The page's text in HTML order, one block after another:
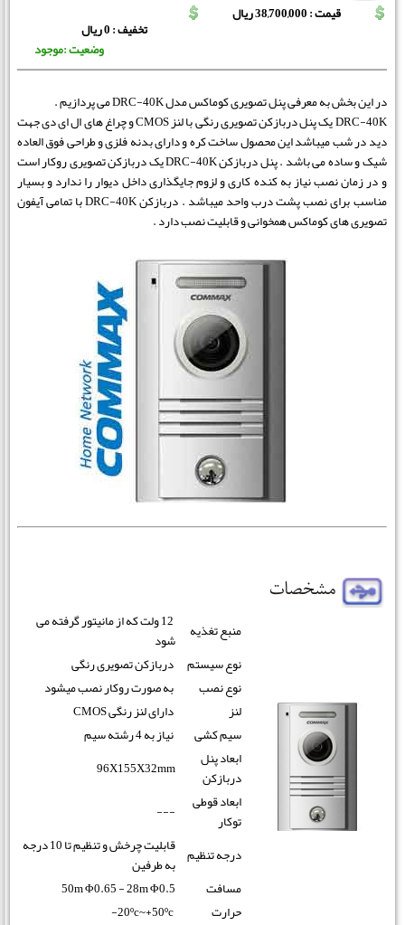
قیمت : 38,700,000 ریال
تخفیف : 0 ریال
وضعیت :موجود
در این بخش به معرفی پنل تصویری کوماکس مدل DRC-40K می پردازیم .
DRC-40K یک پنل دربازکن تصویری رنگی با لنز CMOS و چراغ های ال ای دی جهت
دید در شب میباشد این محصول ساخت کره و دارای بدنه فلزی و طراحی فوق العاده
شیک و ساده می باشد . پنل دربازکن DRC-40K یک دربازکن تصویری روکار است
و در زمان نصب نیاز به کنده کاری و لزوم جایگذاری داخل دیوار را ندارد و بسیار
مناسب برای نصب پشت درب واحد میباشد . دربازکن DRC-40K با تمامی آیفون
تصویری های کوماکس همخوانی و قابلیت نصب دارد .
منبع تغذیه
12 ولت که از مانیتور گرفته می
شود
نوع سیستم دربازکن تصویری رنگی
نوع نصب
به صورت روکار نصب میشود
لنز
دارای لنز رنگی CMOS
سیم کشی
نیاز به 4 رشته سیم
ابعاد پنل
دربازکن
96X155X32mm
ابعاد قوطی
توکار
---
درجه تنظیم
قابلیت چرخش و تنظیم تا 10 درجه
به طرفین
مسافت
50m Φ0.65 - 28m Φ0.5
حرارت
20ºc~+50ºc-